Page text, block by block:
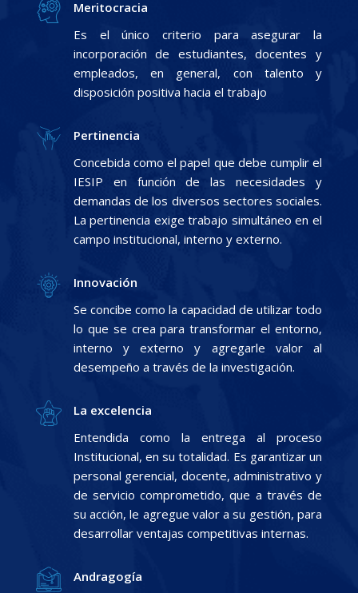
Meritocracia
Es el único criterio para asegurar la
incorporación de estudiantes, docentes y
empleados, en general, con talento y
disposición positiva hacia el trabajo
Pertinencia
Concebida como el papel que debe cumplir el
IESIP en función de las necesidades y
demandas de los diversos sectores sociales.
La pertinencia exige trabajo simultáneo en el
campo institucional, interno y externo.
Innovación
Se concibe como la capacidad de utilizar todo
lo que se crea para transformar el entorno,
interno y externo y agregarle valor al
desempeño a través de la investigación.
La excelencia
Entendida como la entrega al proceso
Institucional, en su totalidad. Es garantizar un
personal gerencial, docente, administrativo y
de servicio comprometido, que a través de
su acción, le agregue valor a su gestión, para
desarrollar ventajas competitivas internas.
Andragogía